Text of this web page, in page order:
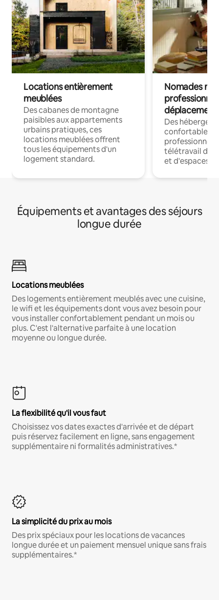
Locations entièrement
meublées
Des cabanes de montagne
paisibles aux appartements
urbains pratiques, ces
locations meublées offrent
tous les équipements d'un
logement standard.
Nomades
déplacement
Des
confortables
professionnels
télétravail
et d'espaces
Équipements et avantages des séjours
longue durée
Locations meublées
Des logements entièrement meublés avec une cuisine,
le wifi et les équipements dont vous avez besoin pour
vous installer confortablement pendant un mois ou
plus. C'est l'alternative parfaite à une location
moyenne ou longue durée.
La flexibilité qu'il vous faut
Choisissez vos dates exactes d'arrivée et de départ
puis réservez facilement en ligne, sans engagement
supplémentaire ni formalités administratives.*
La simplicité du prix au mois
Des prix spéciaux pour les locations de vacances
longue durée et un paiement mensuel unique sans frais
supplémentaires.*